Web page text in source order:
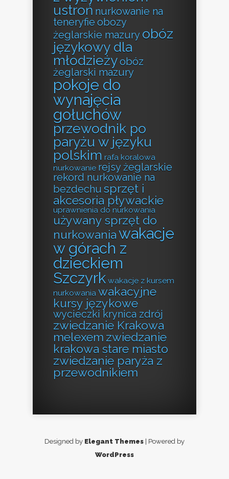
ustroń nurkowanie na
teneryfie obozy
żeglarskie mazury obóz
językowy dla
młodzieżyobóz
żeglarski mazury
pokoje do
wynajęcia
gołuchów
przewodnik po
paryżu w języku
polskim rafa koralowa
nurkowanie rejsy żeglarskie
rekord nurkowanie na
bezdechu sprzęt i
akcesoria pływackie
uprawnienia do nurkowania
używany sprzęt do
nurkowaniawakacje
w górach z
dzieckiem
Szczyrk wakacje z kursem
nurkowania wakacyjne
kursy językowe
wycieczki krynica zdrój
zwiedzanie Krakowa
melexem zwiedzanie
krakowa stare miasto
zwiedzanie paryża z
przewodnikiem
Designed by Elegant Themes | Powered by
WordPress